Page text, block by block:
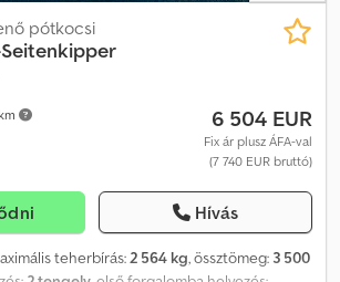
pótkocsi
6 504 EUR
Fix ár plusz ÁFA-val
(7 740 EUR bruttó)
Hívás
teherbírás:2 564 kg, össztömeg: 3 500